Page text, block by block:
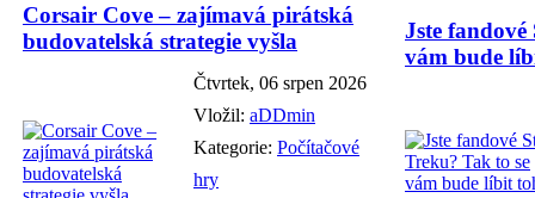
Corsair Cove – zajímavá pirátská
budovatelská strategie vyšla
Čtvrtek, 06 srpen 2026
Vložil: aDDmin
Kategorie: Počítačové
hry
Jste
vám bude